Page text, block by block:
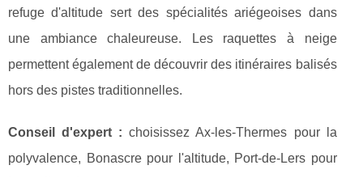
refuge d'altitude sert des spécialités ariégeoises dans
une ambiance chaleureuse. Les raquettes à neige
permettent également de découvrir des itinéraires balisés
hors des pistes traditionnelles.
Conseil d'expert : choisissez Ax-les-Thermes pour la
polyvalence, Bonascre pour l'altitude, Port-de-Lers pour